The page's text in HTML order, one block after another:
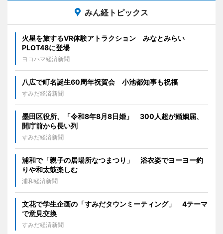
みん経トピックス
火星を旅するVR体験アトラクション みなとみらい
PLOT48に登場
ヨコハマ経済新聞
八広で町名誕生60周年祝賀会 小池都知事も祝福
すみだ経済新聞
墨田区役所、「令和8年8月8日婚」 300人超が婚姻届、
開庁前から長い列
すみだ経済新聞
浦和で「親子の居場所なつまつり」 浴衣姿でヨーヨー釣
りや和太鼓楽しむ
浦和経済新聞
文花で学生企画の「すみだタウンミーティング」 4テーマ
で意見交換
すみだ経済新聞